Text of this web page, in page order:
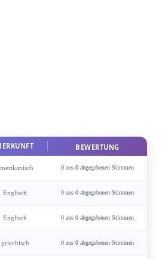
BEWERTUNG
0 aus 0 abgegebenen Stimmen
Englisch 0 aus 0 abgegebenen Stimmen
Englisch 0 aus 0 abgegebenen Stimmen
griechisch 0 aus 0 abgegebenen Stimmen